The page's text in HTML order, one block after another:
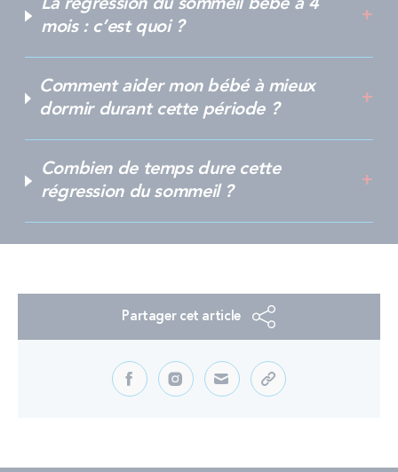
La régression du sommeil bébé à 4
mois : c’est quoi ?
Comment aider mon bébé à mieux
dormir durant cette période ?
Combien de temps dure cette
régression du sommeil ?
Partager cet article